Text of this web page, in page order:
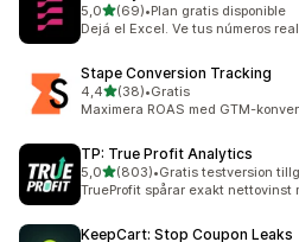
5,0av 5 stjärnor
(69)
69 recensioner totalt
•Plan gratis disponible
Dejá el Excel. Ve tus números
Stape Conversion Tracking
4,4av 5 stjärnor
(38)
38 recensioner totalt
•Gratis
Maximera ROAS med GTM-
TP: True Profit Analytics
5,0av 5 stjärnor
(803)
803 recensioner totalt
•Gratis testversion
TrueProfit spårar exakt nettovinst
KeepCart: Stop Coupon Leaks